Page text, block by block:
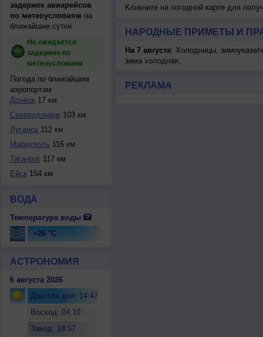
задержек авиарейсов
по метеоусловиям на
ближайшие сутки
Не ожидается
задержек по
метеоусловиям
Погода по ближайшим
аэропортам
Донецк17 км
Северодонецк103 км
Луганск112 км
Мариуполь 116 км
Таганрог 117 км
Ейск154 км
ВОДА
Температура воды
+26 °C
АСТРОНОМИЯ
6 августа 2026
Долгота дня: 14:47
Восход: 04:10
Заход: 18:57
Кликните на погодной карте для
НАРОДНЫЕ ПРИМЕТЫ И
На 7 августа: Холодницы,
зима холодная.
РЕКЛАМА